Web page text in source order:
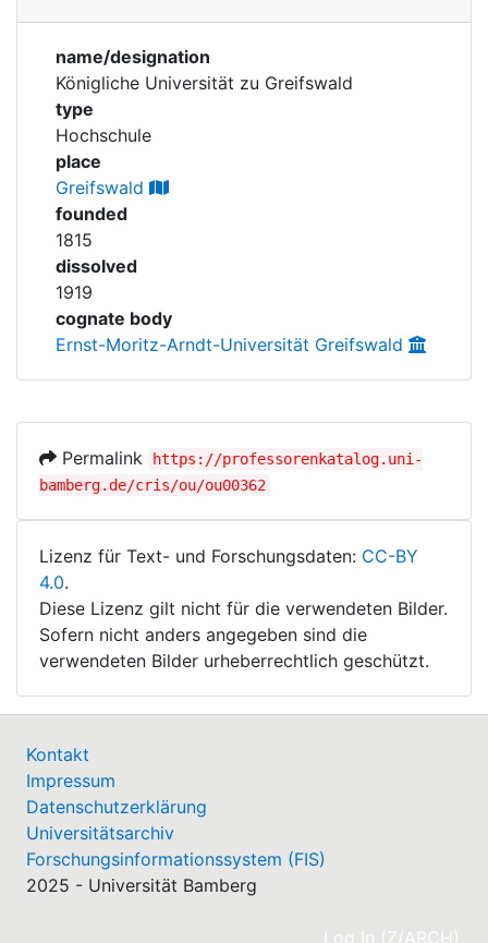
registry
name/designation
Königliche Universität zu Greifswald
type
Hochschule
place
Greifswald
founded
1815
dissolved
1919
cognate body
Ernst-Moritz-Arndt-Universität Greifswald
Permalink
https://professorenkatalog.uni-
bamberg.de/cris/ou/ou00362
Lizenz für Text- und Forschungsdaten: CC-BY
4.0.
Diese Lizenz gilt nicht für die verwendeten Bilder.
Sofern nicht anders angegeben sind die
verwendeten Bilder urheberrechtlich geschützt.
Kontakt
Impressum
Datenschutzerklärung
Universitätsarchiv
Forschungsinformationssystem (FIS)
2025 - Universität Bamberg
Log In (Z/ARCH)